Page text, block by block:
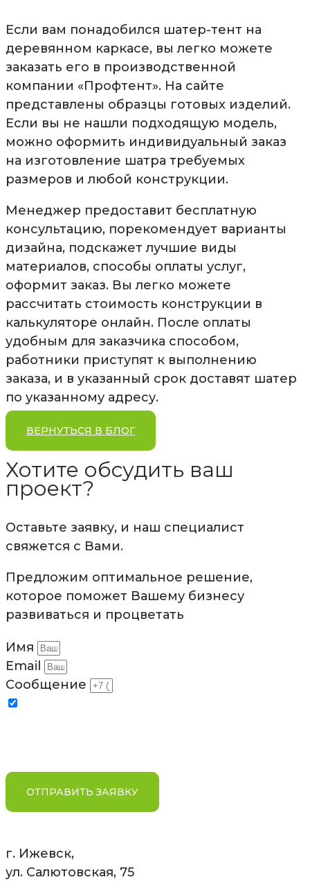
Если вам понадобился шатер-тент на
деревянном каркасе, вы легко можете
заказать его в производственной
компании «Профтент». На сайте
представлены образцы готовых изделий.
Если вы не нашли подходящую модель,
можно оформить индивидуальный заказ
на изготовление шатра требуемых
размеров и любой конструкции.
Менеджер предоставит бесплатную
консультацию, порекомендует варианты
дизайна, подскажет лучшие виды
материалов, способы оплаты услуг,
оформит заказ. Вы легко можете
рассчитать стоимость конструкции в
калькуляторе онлайн. После оплаты
удобным для заказчика способом,
работники приступят к выполнению
заказа, и в указанный срок доставят шатер
по указанному адресу.
ВЕРНУТЬСЯ В БЛОГ
Хотите обсудить ваш
проект?
Оставьте заявку, и наш специалист
свяжется с Вами.
Предложим оптимальное решение,
которое поможет Вашему бизнесу
развиваться и процветать
Имя
Email
Сообщение
ОТПРАВИТЬ ЗАЯВКУ
г. Ижевск,
ул. Салютовская, 75